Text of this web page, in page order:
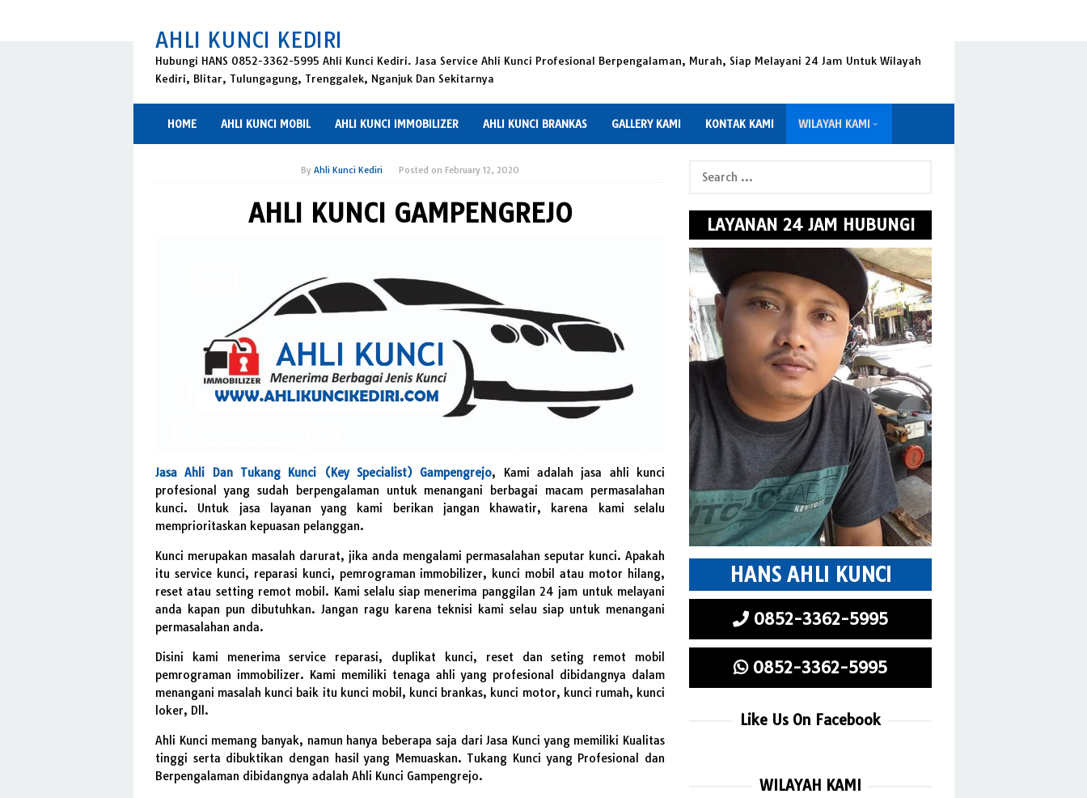
contentAHLI KUNCI KEDIRI
Hubungi HANS 0852-3362-5995 Ahli Kunci Kediri. Jasa Service Ahli Kunci Profesional Berpengalaman, Murah, Siap Melayani 24 Jam Untuk Wilayah
Kediri, Blitar, Tulungagung, Trenggalek, Nganjuk Dan Sekitarnya
HOME AHLI KUNCI MOBIL AHLI KUNCI IMMOBILIZER AHLI KUNCI BRANKAS GALLERY KAMI KONTAK KAMI WILAYAH KAMI
By Ahli Kunci Kediri Posted on February 12, 2020
AHLI KUNCI GAMPENGREJO
Jasa Ahli Dan Tukang Kunci (Key Specialist) Gampengrejo, Kami adalah jasa ahli kunci
profesional yang sudah berpengalaman untuk menangani berbagai macam permasalahan
kunci. Untuk jasa layanan yang kami berikan jangan khawatir, karena kami selalu
memprioritaskan kepuasan pelanggan.
Kunci merupakan masalah darurat, jika anda mengalami permasalahan seputar kunci. Apakah
itu service kunci, reparasi kunci, pemrograman immobilizer, kunci mobil atau motor hilang,
reset atau setting remot mobil. Kami selalu siap menerima panggilan 24 jam untuk melayani
anda kapan pun dibutuhkan. Jangan ragu karena teknisi kami selau siap untuk menangani
permasalahan anda.
Disini kami menerima service reparasi, duplikat kunci, reset dan seting remot mobil
pemrograman immobilizer. Kami memiliki tenaga ahli yang profesional dibidangnya dalam
menangani masalah kunci baik itu kunci mobil, kunci brankas, kunci motor, kunci rumah, kunci
loker, Dll.
Ahli Kunci memang banyak, namun hanya beberapa saja dari Jasa Kunci yang memiliki Kualitas
tinggi serta dibuktikan dengan hasil yang Memuaskan. Tukang Kunci yang Profesional dan
Berpengalaman dibidangnya adalah Ahli Kunci Gampengrejo.
for:
LAYANAN 24 JAM HUBUNGI
HANS AHLI KUNCI
0852-3362-5995
0852-3362-5995
Like Us On Facebook
WILAYAH KAMI